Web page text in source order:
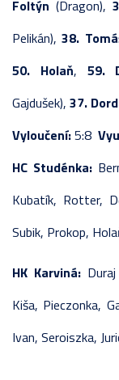
Foltýn (Dragon),
Pelikán),38.
50. Holaň, 59.
Gajdušek), 37.
Vyloučení:5:8
HC Studénka:
Kubatík, Rotter,
Subik, Prokop,
HK Karviná:
Kiša, Pieczonka,
Ivan, Seroiszka,